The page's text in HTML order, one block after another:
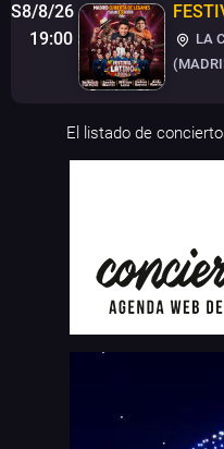
S8/8/26
19:00
LA
El listado de